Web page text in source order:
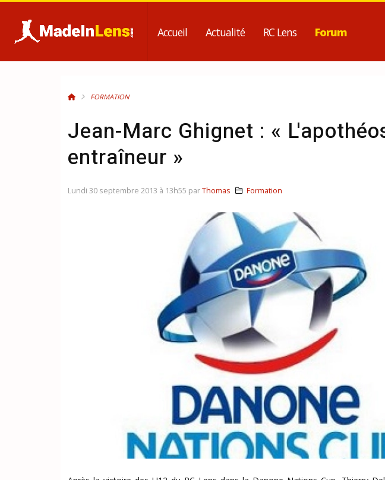
Accueil Actualité RC Lens Forum
FORMATION
Jean-Marc Ghignet : «
entraîneur »
Lundi 30 septembre 2013 à 13h55 parThomas Formation